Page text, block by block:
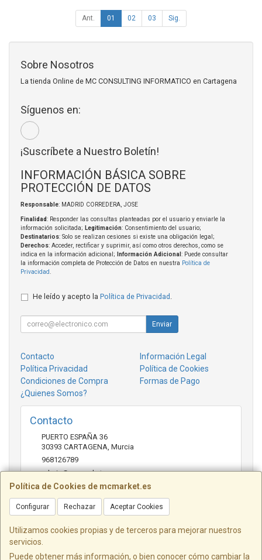
Ant. 01 02 03 Sig.
Política de Cookies de mcmarket.es
Configurar Rechazar Aceptar Cookies
Utilizamos cookies propias y de terceros para mejorar nuestros
servicios.
Puede obtener más información, o bien conocer cómo cambiar la
Sobre Nosotros
La tienda Online de MC CONSULTING INFORMATICO en Cartagena
Síguenos en:
¡Suscríbete a Nuestro Boletín!
INFORMACIÓN BÁSICA SOBRE
PROTECCIÓN DE DATOS
Responsable: MADRID CORREDERA, JOSE
Finalidad: Responder las consultas planteadas por el usuario y enviarle la
información solicitada; Legitimación: Consentimiento del usuario;
Destinatarios: Solo se realizan cesiones si existe una obligación legal;
Derechos: Acceder, rectificar y suprimir, así como otros derechos, como se
indica en la información adicional;
Información Adicional : Puede consultar
la información completa de Protección de Datos en nuestra Política de
Privacidad.
He leído y acepto la Política de Privacidad .
Enviar
Contacto
Información Legal
Política Privacidad
Política de Cookies
Condiciones de Compra
Formas de Pago
¿Quienes Somos?
Contacto
PUERTO ESPAÑA 36
30393 CARTAGENA, Murcia
968126789
admin@mcmarket.es
Horario
09:00-14:00